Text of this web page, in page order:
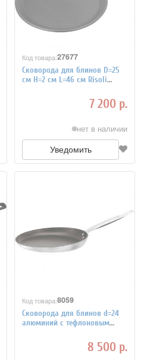
Код товара:27677
Сковорода для блинов D=25
см H=2 см L=46 см Risoli
7 200 р.
нет в наличии
Уведомить
Код товара:8059
Сковорода для блинов d=24
алюминий с тефлоновым
8 500 р.